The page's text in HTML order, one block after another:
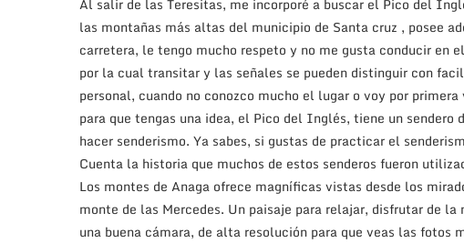
las montañas más altas del municipio de Santa cruz , posee
carretera, le tengo mucho respeto y no me gusta conducir en
por la cual transitar y las señales se pueden distinguir con
personal, cuando no conozco mucho el lugar o voy por
para que tengas una idea, el Pico del Inglés, tiene un
hacer senderismo. Ya sabes, si gustas de practicar el
Cuenta la historia que muchos de estos senderos fueron
Los montes de Anaga ofrece magníficas vistas desde los
monte de las Mercedes. Un paisaje para relajar, disfrutar de
una buena cámara, de alta resolución para que veas las fotos